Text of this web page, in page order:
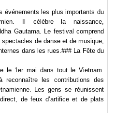
événements les plus importants du
Il célèbre la naissance,
Gautama. Le festival comprend
de danse et de musique,
dans les rues.### La Fête du
le 1er mai dans tout le Vietnam.
reconnaître les contributions des
Les gens se réunissent
de feux d’artifice et de plats